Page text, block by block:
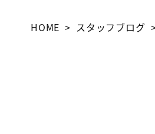
HOME スタッフブログ